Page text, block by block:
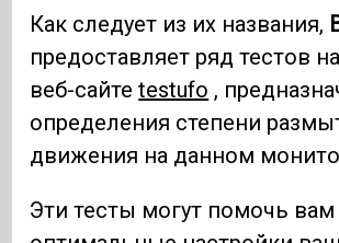
Как следует из их названия,
предоставляет ряд тестов
веб-сайтеtestufo ,
определения степени
движения на данном
Эти тесты могут помочь вам